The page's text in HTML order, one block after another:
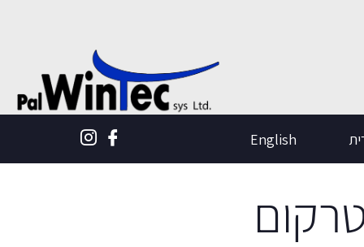
English